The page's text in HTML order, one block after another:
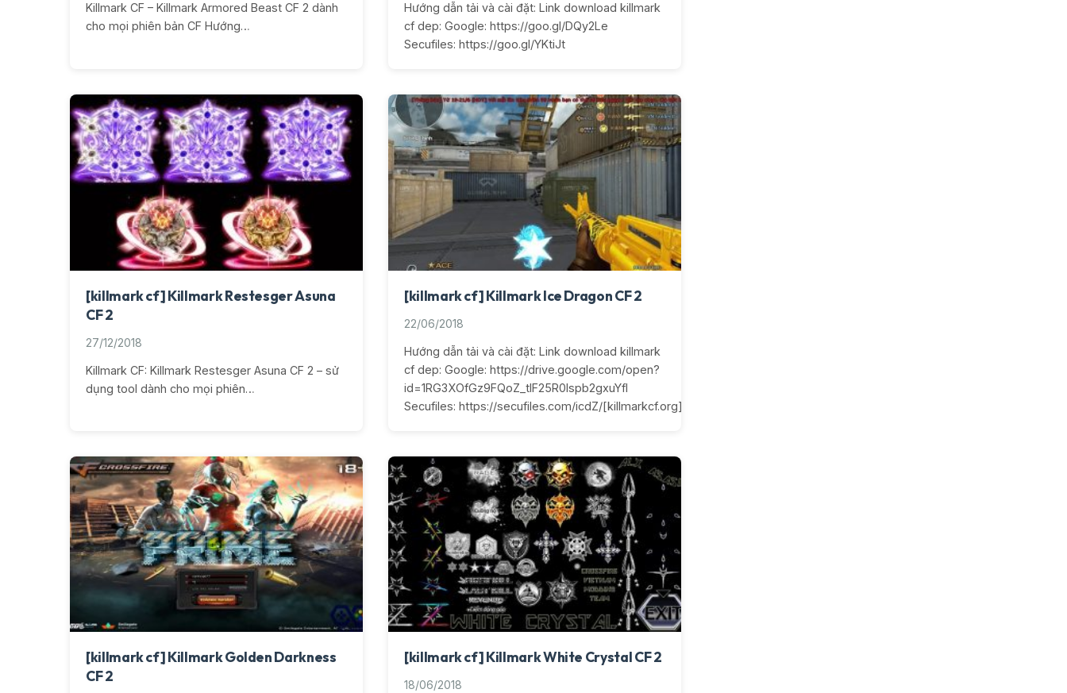
Killmark CF – Killmark Armored Beast CF 2 dành
cho mọi phiên bản CF Hướng…
Hướng dẫn tải và cài đặt: Link download killmark
cf dep: Google: https://goo.gl/DQy2Le
Secufiles: https://goo.gl/YKtiJt
[killmark cf] Killmark Restesger Asuna
CF 2
27/12/2018
Killmark CF: Killmark Restesger Asuna CF 2 – sử
dụng tool dành cho mọi phiên…
[killmark cf] Killmark Ice Dragon CF 2
22/06/2018
Hướng dẫn tải và cài đặt: Link download killmark
cf dep: Google: https://drive.google.com/open?
id=1RG3XOfGz9FQoZ_tlF25R0lspb2gxuYfI
Secufiles: https://secufiles.com/icdZ/[killmarkcf.org]_Ice_Dragon.rar
[killmark cf] Killmark Golden Darkness
CF 2
[killmark cf] Killmark White Crystal CF 2
18/06/2018